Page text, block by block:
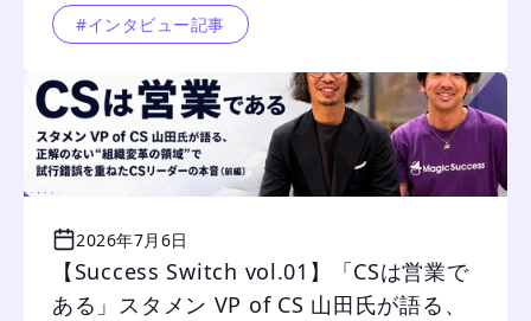
組織のポテンシャル（後編）
#インタビュー記事
2026年7月6日
【Success Switch vol.01】「CSは営業で
ある」スタメン VP of CS 山田氏が語る、